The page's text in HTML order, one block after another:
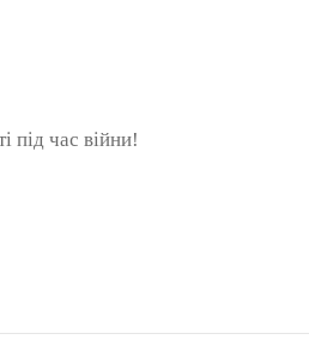
під час війни!